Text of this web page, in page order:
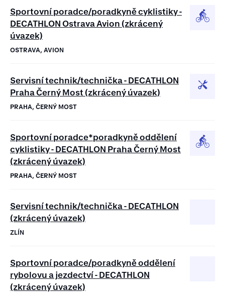
Sportovní poradce/poradkyně cyklistiky -
DECATHLON Ostrava Avion (zkrácený
úvazek)
OSTRAVA, AVION
Servisní technik/technička - DECATHLON
Praha Černý Most (zkrácený úvazek)
PRAHA, ČERNÝ MOST
Sportovní poradce*poradkyně oddělení
cyklistiky - DECATHLON Praha Černý Most
(zkrácený úvazek)
PRAHA, ČERNÝ MOST
Servisní technik/technička - DECATHLON
(zkrácený úvazek)
ZLÍN
Sportovní poradce/poradkyně oddělení
rybolovu a jezdectví - DECATHLON
(zkrácený úvazek)